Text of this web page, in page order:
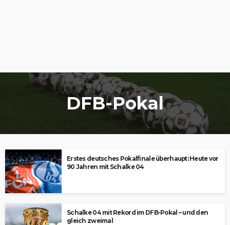
DFB-Pokal
Erstes deutsches Pokalfinale überhaupt: Heute vor
90 Jahren mit Schalke 04
Schalke 04 mit Rekord im DFB-Pokal – und den
gleich zweimal